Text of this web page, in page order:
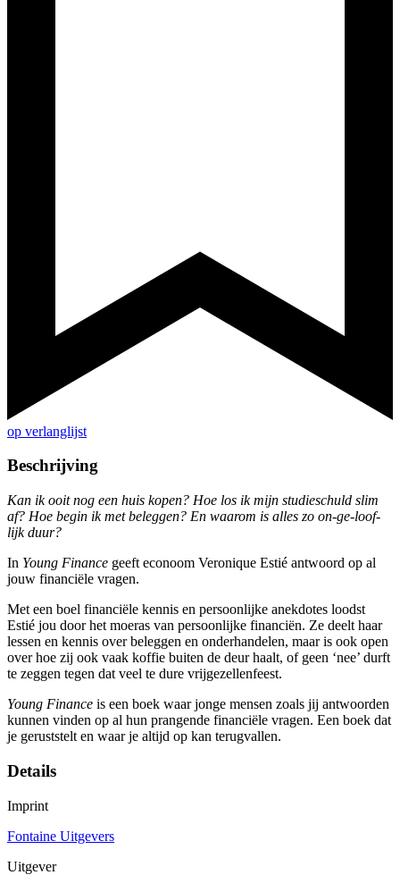
op verlanglijst
Beschrijving
Kan ik ooit nog een huis kopen? Hoe los ik mijn studieschuld slim
af? Hoe begin ik met beleggen? En waarom is alles zo on-ge-loof-
lijk duur?
In Young Finance geeft econoom Veronique Estié antwoord op al
jouw financiële vragen.
Met een boel financiële kennis en persoonlijke anekdotes loodst
Estié jou door het moeras van persoonlijke financiën. Ze deelt haar
lessen en kennis over beleggen en onderhandelen, maar is ook open
over hoe zij ook vaak koffie buiten de deur haalt, of geen ‘nee’ durft
te zeggen tegen dat veel te dure vrijgezellenfeest.
Young Finance is een boek waar jonge mensen zoals jij antwoorden
kunnen vinden op al hun prangende financiële vragen. Een boek dat
je geruststelt en waar je altijd op kan terugvallen.
Details
Imprint
Fontaine Uitgevers
Uitgever